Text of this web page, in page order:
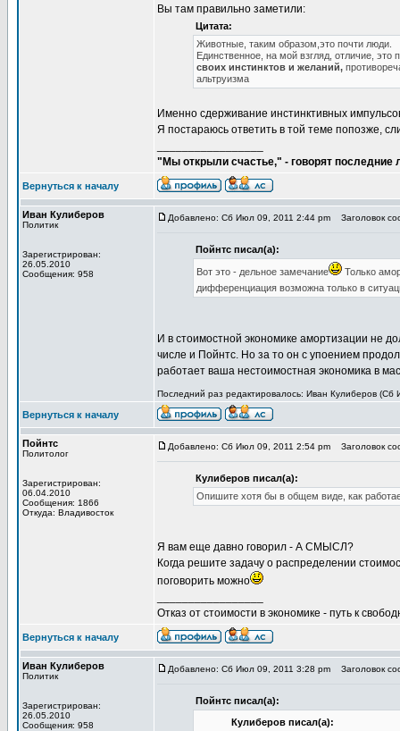
Вы там правильно заметили:
Цитата:
Животные, таким образом,это почти люди.
Единственное, на мой взгляд, отличие,
своих инстинктов и желаний,
альтруизма
Именно сдерживание инстинктивных
Я постараюсь ответить в той теме попозже,
"Мы открыли счастье," - говорят
Вернуться к началу
Иван Кулиберов
Политик
Зарегистрирован:
26.05.2010
Сообщения: 958
Добавлено: Сб Июл 09, 2011 2:44 pm Заголовок
Пойнтс писал(а):
Вот это - дельное замечание
Только
дифференциация возможна только в
И в стоимостной экономике амортизации не
числе и Пойнтс. Но за то он с упоением
работает ваша нестоимостная экономика в
Последний раз редактировалось: Иван Кулиберов (Сб
Вернуться к началу
Пойнтс
Политолог
Зарегистрирован:
06.04.2010
Сообщения: 1866
Откуда: Владивосток
Добавлено: Сб Июл 09, 2011 2:54 pm Заголовок
Кулиберов писал(а):
Опишите хотя бы в общем виде, как
Я вам еще давно говорил - А СМЫСЛ?
Когда решите задачу о распределении
поговорить можно
Отказ от стоимости в экономике - путь к
Вернуться к началу
Иван Кулиберов
Политик
Зарегистрирован:
26.05.2010
Сообщения: 958
Добавлено: Сб Июл 09, 2011 3:28 pm Заголовок
Пойнтс писал(а):
Кулиберов писал(а):